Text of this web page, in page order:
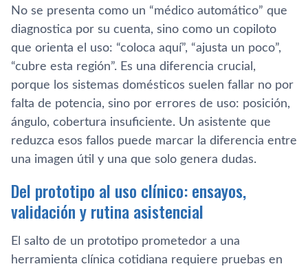
No se presenta como un “médico automático” que
diagnostica por su cuenta, sino como un copiloto
que orienta el uso: “coloca aquí”, “ajusta un poco”,
“cubre esta región”. Es una diferencia crucial,
porque los sistemas domésticos suelen fallar no por
falta de potencia, sino por errores de uso: posición,
ángulo, cobertura insuficiente. Un asistente que
reduzca esos fallos puede marcar la diferencia entre
una imagen útil y una que solo genera dudas.
Del prototipo al uso clínico: ensayos,
validación y rutina asistencial
El salto de un prototipo prometedor a una
herramienta clínica cotidiana requiere pruebas en